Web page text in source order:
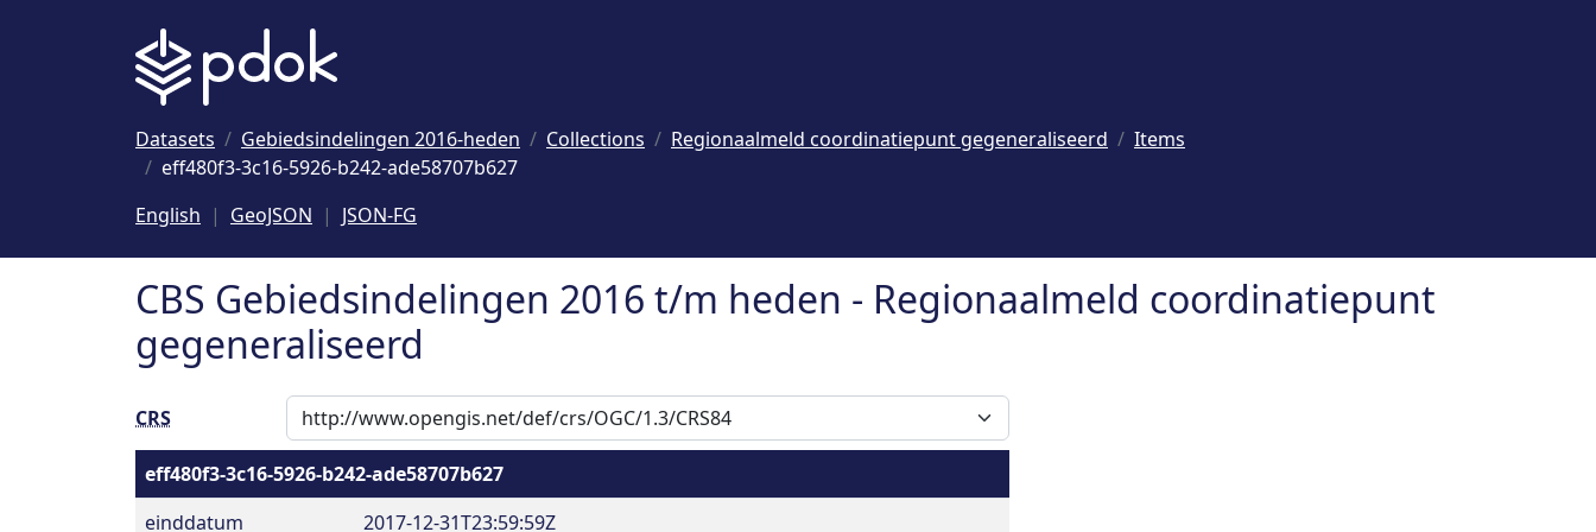
Datasets Gebiedsindelingen 2016-heden Collections Regionaalmeld coordinatiepunt gegeneraliseerd
Items
eff480f3-3c16-5926-b242-ade58707b627
English
GeoJSON JSON-FG
CBS Gebiedsindelingen 2016 t/m heden - Regionaalmeld coordinatiepunt
gegeneraliseerd
CRS
eff480f3-3c16-5926-b242-ade58707b627
einddatum
2017-12-31T23:59:59Z